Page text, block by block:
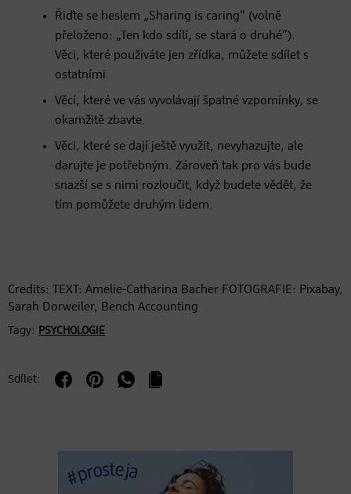
Řiďte se heslem „Sharing is caring“ (volně
přeloženo: „Ten kdo sdílí, se stará o druhé“).
Věci, které používáte jen zřídka, můžete sdílet s
ostatními.
Věcí, které ve vás vyvolávají špatné vzpomínky, se
okamžitě zbavte.
Věci, které se dají ještě využít, nevyhazujte, ale
darujte je potřebným. Zároveň tak pro vás bude
snazší se s nimi rozloučit, když budete vědět, že
tím pomůžete druhým lidem.
Credits: TEXT: Amelie-Catharina Bacher FOTOGRAFIE: Pixabay,
Sarah Dorweiler, Bench Accounting
Tagy: PSYCHOLOGIE
Sdílet: